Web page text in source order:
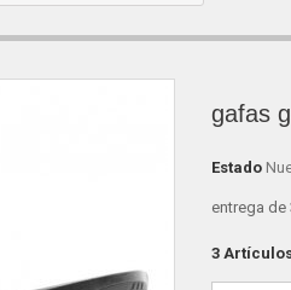
gafas
Estado
entrega
3